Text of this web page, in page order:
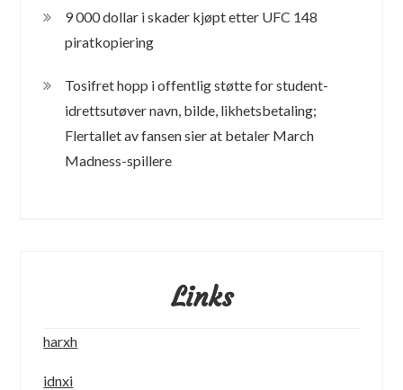
9 000 dollar i skader kjøpt etter UFC 148
piratkopiering
Tosifret hopp i offentlig støtte for student-
idrettsutøver navn, bilde, likhetsbetaling;
Flertallet av fansen sier at betaler March
Madness-spillere
Links
harxh
idnxi